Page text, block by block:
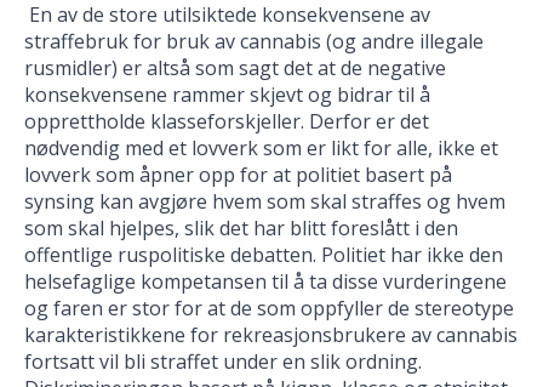
En av de store utilsiktede konsekvensene av
straffebruk for bruk av cannabis (og andre illegale
rusmidler) er altså som sagt det at de negative
konsekvensene rammer skjevt og bidrar til å
opprettholde klasseforskjeller. Derfor er det
nødvendig med et lovverk som er likt for alle, ikke et
lovverk som åpner opp for at politiet basert på
synsing kan avgjøre hvem som skal straffes og hvem
som skal hjelpes, slik det har blitt foreslått i den
offentlige ruspolitiske debatten. Politiet har ikke den
helsefaglige kompetansen til å ta disse vurderingene
og faren er stor for at de som oppfyller de stereotype
karakteristikkene for rekreasjonsbrukere av cannabis
fortsatt vil bli straffet under en slik ordning.